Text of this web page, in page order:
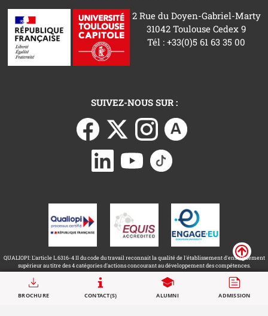
Call to actions
BROCHURE CONTACT(S) ALUMNI ADMISSION
2 Rue du Doyen-Gabriel-Marty
31042 Toulouse Cedex 9
Tél : +33(0)5 61 63 35 00
SUIVEZ-NOUS SUR :
QUALIOPI: L'article L.6316-4 II du code du travail reconnait la qualité de l'établissement d'enseignement
supérieur au titre des 4 catégories d'actions concourant au développement des compétences.